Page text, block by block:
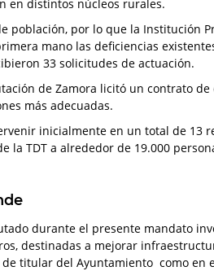
en distintos núcleos rurales.
población, por lo que la Institución
mano las deficiencias
33 solicitudes de actuación.
de Zamora licitó un contrato
más adecuadas.
inicialmente en un total de 13
la TDT a alrededor de 19.000
durante el presente mandato
destinadas a mejorar
titular del Ayuntamiento como en